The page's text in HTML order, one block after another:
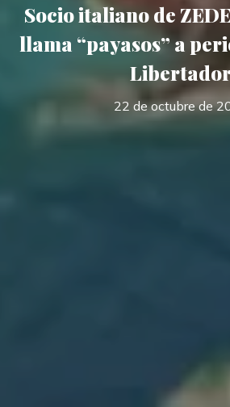
Socio italiano de
llama “payasos” a
22 de octubre de